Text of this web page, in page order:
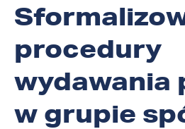
procedury
wydawania
w grupie